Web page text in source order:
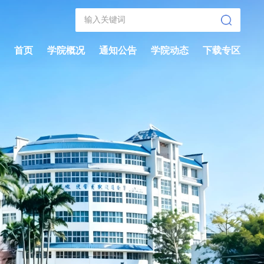
首页 学院概况 通知公告 学院动态 下载专区